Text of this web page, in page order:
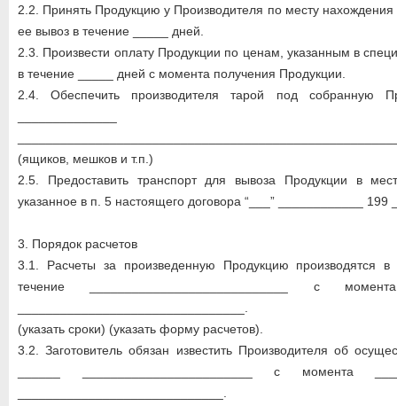
2.2. Принять Продукцию у Производителя по месту нахождения
ее вывоз в течение _____ дней.
2.3. Произвести оплату Продукции по ценам, указанным в
в течение _____ дней с момента получения Продукции.
2.4. Обеспечить производителя тарой под собранную
(ящиков, мешков и т.п.)
2.5. Предоставить транспорт для вывоза Продукции в
указанное в п. 5 настоящего договора “___” ____________ 199
3. Порядок расчетов
3.1. Расчеты за произведенную Продукцию производятся
течение ____________________________ с
(указать сроки) (указать форму расчетов).
3.2. Заготовитель обязан известить Производителя об
______ ________________________ с момента